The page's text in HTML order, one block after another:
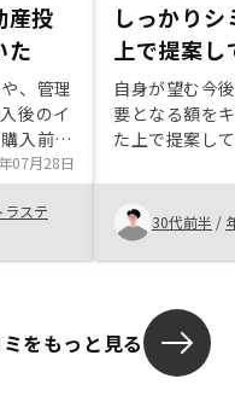
産投
た
、管理
後のイ
入前に
購入に
人に対
してほ
後の見
て物件
07月28日
ラステ
しっかり
上で提案し
自身が望む今
要となる額を
た上で提案し
30代前半 /
をもっと見る